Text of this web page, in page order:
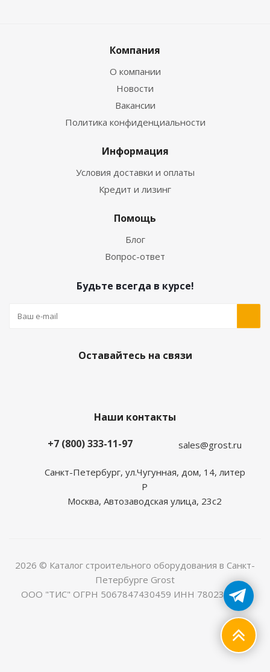
Компания
О компании
Новости
Вакансии
Политика конфиденциальности
Информация
Условия доставки и оплаты
Кредит и лизинг
Помощь
Блог
Вопрос-ответ
Будьте всегда в курсе!
Оставайтесь на связи
Наши контакты
+7 (800) 333-11-97
sales@grost.ru
Санкт-Петербург, ул.Чугунная, дом, 14, литер
Р
Москва, Автозаводская улица, 23с2
2026 © Каталог строительного оборудования в Санкт-
Петербурге Grost
ООО "ТИС" ОГРН 5067847430459 ИНН 7802368225